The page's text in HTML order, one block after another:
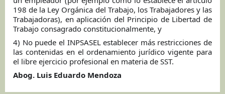
198 de la Ley Orgánica del Trabajo, los Trabajadores y las
Trabajadoras), en aplicación del Principio de Libertad de
Trabajo consagrado constitucionalmente, y
4) No puede el INPSASEL establecer más restricciones de
las contenidas en el ordenamiento jurídico vigente para
el libre ejercicio profesional en materia de SST.
Abog. Luis Eduardo Mendoza